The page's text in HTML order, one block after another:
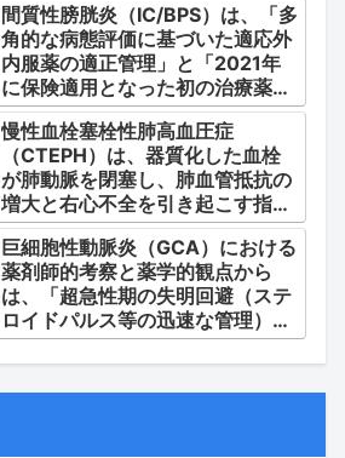
間質性膀胱炎（IC/BPS）は、「多
角的な病態評価に基づいた適応外
内服薬の適正管理」と「2021年
に保険適用となった初の治療薬で
あるジメチルスルホキシド
（DMSO）の安全かつ確実な調
剤・運用」に集約されます。
慢性血栓塞栓性肺高血圧症
（CTEPH）は、器質化した血栓
が肺動脈を閉塞し、肺血管抵抗の
増大と右心不全を引き起こす指定
難病（第4群肺高血圧症）です。
巨細胞性動脈炎（GCA）における
薬剤師的考察と薬学的観点から
は、「超急性期の失明回避（ステ
ロイドパルス等の迅速な管理）」
「再燃防止とステロイドの最小化
（トシリズマブやウパダシチニブ
の適正使用）」「長期ステロイド